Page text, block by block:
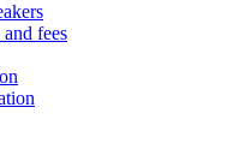
fees